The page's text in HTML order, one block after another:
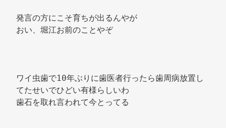
発言の方にこそ育ちが出るんやが
おい、堀江お前のことやぞ
ワイ虫歯で10年ぶりに歯医者行ったら歯周病放置し
てたせいでひどい有様らしいわ
歯石を取れ言われて今とってる